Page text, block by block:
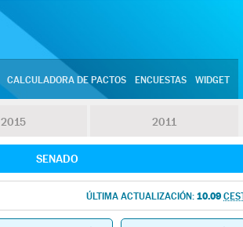
CALCULADORA DE PACTOS ENCUESTAS WIDGET
2015 2011
SENADO
ÚLTIMA ACTUALIZACIÓN: 10.09